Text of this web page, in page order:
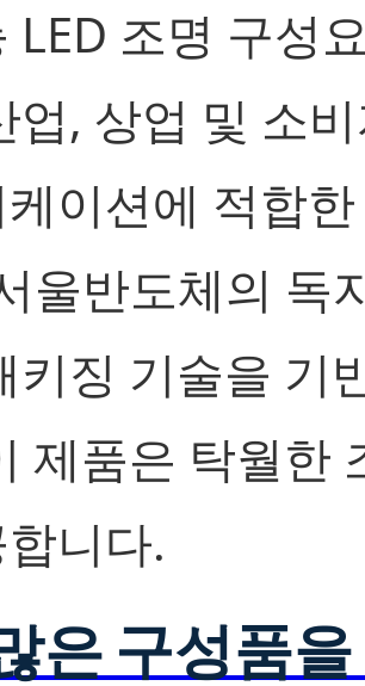
LED 조명 구성
업, 상업 및 소
이션에 적합
울반도체의 독
키징 기술을 기
제품은 탁월한
니다.
은 구성품